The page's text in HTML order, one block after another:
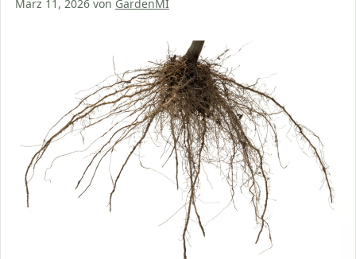
März 11, 2026 von GardenMI